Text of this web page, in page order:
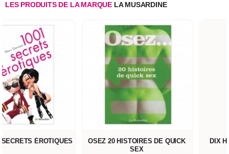
LES PRODUITS DE LA MARQUE LA MUSARDINE
ÉROTIQUES
OSEZ 20 HISTOIRES DE QUICK
SEX
DIX